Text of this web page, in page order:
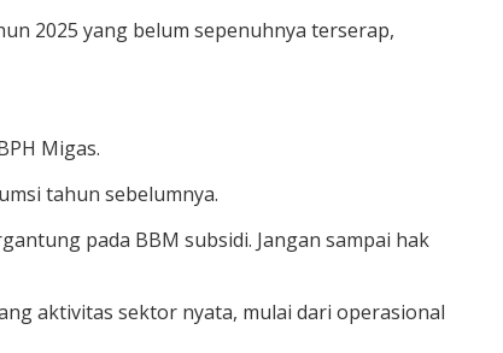
2025 yang belum sepenuhnya terserap,
Migas.
tahun sebelumnya.
pada BBM subsidi. Jangan sampai hak
aktivitas sektor nyata, mulai dari operasional